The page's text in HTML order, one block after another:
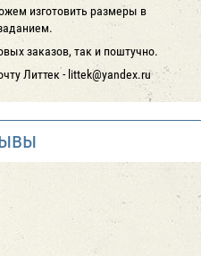
изготовить размеры в
заказов, так и поштучно.
Литтек - littek@yandex.ru